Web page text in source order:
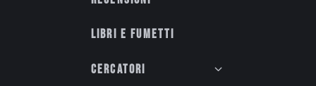
Libri e fumetti
Cercatori